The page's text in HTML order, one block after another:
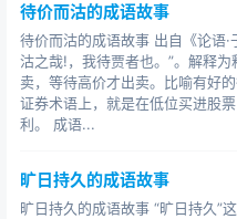
待价而沽的成语故事
待价而沽的成语故事 出自《论语·
沽之哉!，我待贾者也。”。解释为
卖，等待高价才出卖。比喻有好
证券术语上，就是在低位买进股
利。 成语...
旷日持久的成语故事
旷日持久的成语故事 “旷日持久”